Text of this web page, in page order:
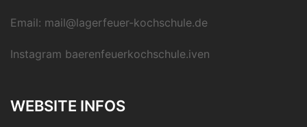
Email: mail@lagerfeuer-kochschule.de
Instagram baerenfeuerkochschule.iven
WEBSITE INFOS